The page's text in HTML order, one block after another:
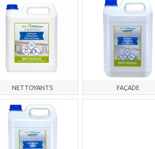
NETTOYANTS FAÇADE